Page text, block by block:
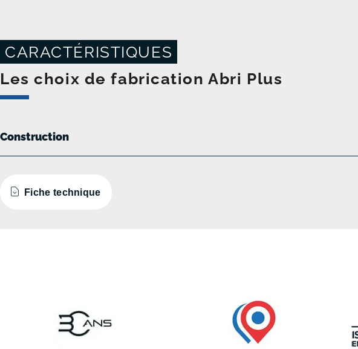
CARACTÉRISTIQUES
Les choix de fabrication Abri Plus
Construction
Fiche technique